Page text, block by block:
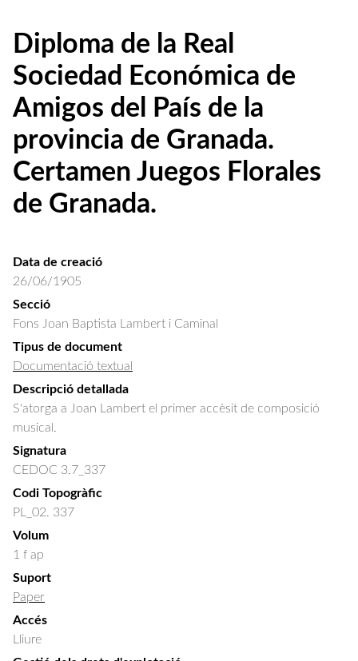
Diploma de la Real
Sociedad Económica de
Amigos del País de la
provincia de Granada.
Certamen Juegos Florales
de Granada.
Data de creació
26/06/1905
Secció
Fons Joan Baptista Lambert i Caminal
Tipus de document
Documentació textual
Descripció detallada
S'atorga a Joan Lambert el primer accèsit de composició
musical.
Signatura
CEDOC 3.7_337
Codi Topogràfic
PL_02. 337
Volum
1 f ap
Suport
Paper
Accés
Lliure